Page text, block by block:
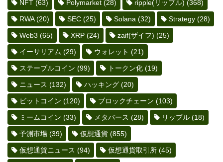
NFT (63) Polymarket (28) ripple(リップル) (368)
RWA(20) SEC (25) Solana (32) Strategy (28)
Web3 (65) XRP (24) zaif(ザイフ) (25)
イーサリアム (29) ウォレット (21)
ステーブルコイン (99) トークン化 (19)
ニュース (132) ハッキング (20)
ビットコイン (120) ブロックチェーン (103)
ミームコイン (33) メタバース (28) リップル (18)
予測市場 (39) 仮想通貨 (855)
仮想通貨ニュース (94) 仮想通貨取引所 (45)